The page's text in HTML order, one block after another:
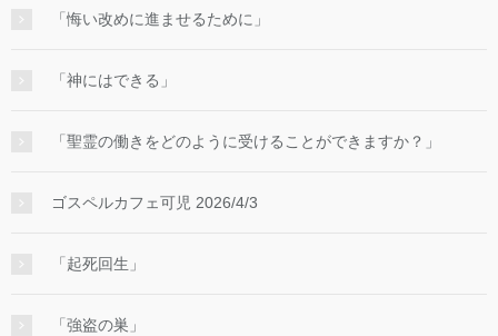
「悔い改めに進ませるために」
「神にはできる」
「聖霊の働きをどのように受けることができますか？」
ゴスペルカフェ可児 2026/4/3
「起死回生」
「強盗の巣」